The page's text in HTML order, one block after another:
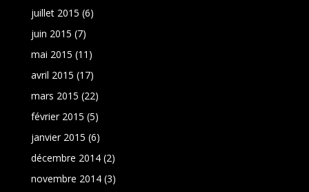
juillet 2015 (6)
juin 2015 (7)
mai 2015 (11)
avril 2015 (17)
mars 2015 (22)
février 2015 (5)
janvier 2015 (6)
décembre 2014(2)
novembre 2014(3)